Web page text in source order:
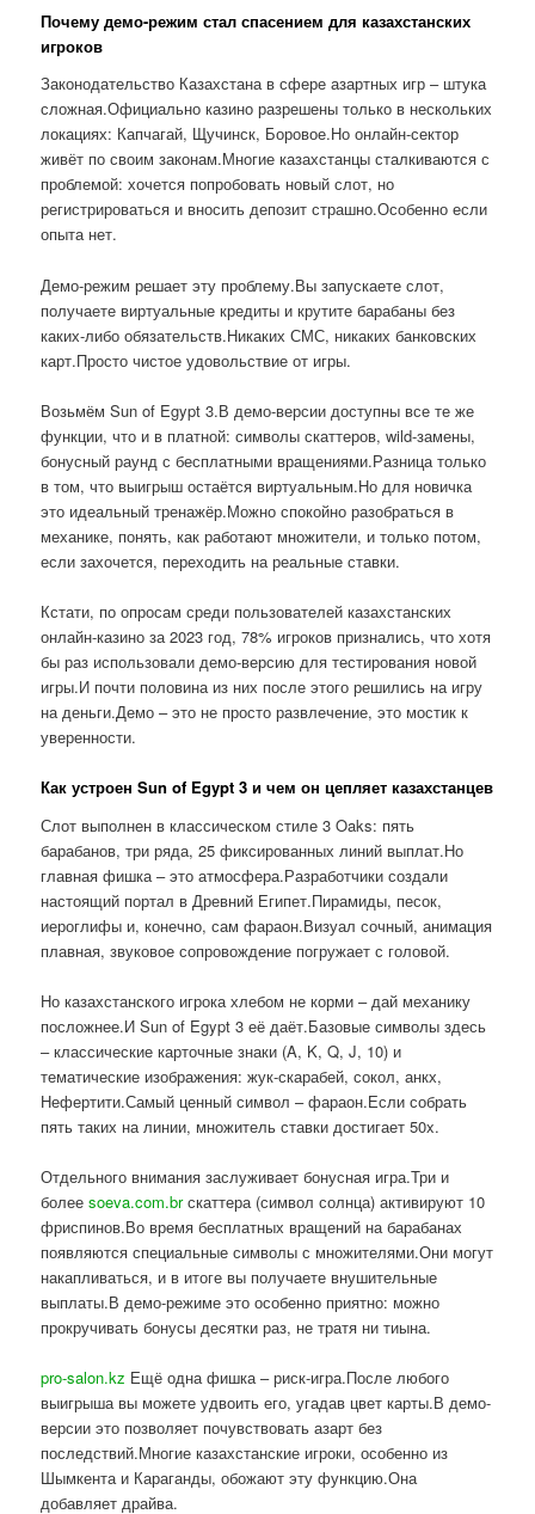
Почему демо-режим стал спасением для казахстанских
игроков
Законодательство Казахстана в сфере азартных игр – штука
сложная.Официально казино разрешены только в нескольких
локациях: Капчагай, Щучинск, Боровое.Но онлайн-сектор
живёт по своим законам.Многие казахстанцы сталкиваются с
проблемой: хочется попробовать новый слот, но
регистрироваться и вносить депозит страшно.Особенно если
опыта нет.
Демо-режим решает эту проблему.Вы запускаете слот,
получаете виртуальные кредиты и крутите барабаны без
каких-либо обязательств.Никаких СМС, никаких банковских
карт.Просто чистое удовольствие от игры.
Возьмём Sun of Egypt 3.В демо-версии доступны все те же
функции, что и в платной: символы скаттеров, wild-замены,
бонусный раунд с бесплатными вращениями.Разница только
в том, что выигрыш остаётся виртуальным.Но для новичка
это идеальный тренажёр.Можно спокойно разобраться в
механике, понять, как работают множители, и только потом,
если захочется, переходить на реальные ставки.
Кстати, по опросам среди пользователей казахстанских
онлайн-казино за 2023 год, 78% игроков признались, что хотя
бы раз использовали демо-версию для тестирования новой
игры.И почти половина из них после этого решились на игру
на деньги.Демо – это не просто развлечение, это мостик к
уверенности.
Как устроен Sun of Egypt 3 и чем он цепляет казахстанцев
Слот выполнен в классическом стиле 3 Oaks: пять
барабанов, три ряда, 25 фиксированных линий выплат.Но
главная фишка – это атмосфера.Разработчики создали
настоящий портал в Древний Египет.Пирамиды, песок,
иероглифы и, конечно, сам фараон.Визуал сочный, анимация
плавная, звуковое сопровождение погружает с головой.
Но казахстанского игрока хлебом не корми – дай механику
посложнее.И Sun of Egypt 3 её даёт.Базовые символы здесь
– классические карточные знаки (A, K, Q, J, 10) и
тематические изображения: жук-скарабей, сокол, анкх,
Нефертити.Самый ценный символ – фараон.Если собрать
пять таких на линии, множитель ставки достигает 50x.
Отдельного внимания заслуживает бонусная игра.Три и
болееsoeva.com.brскаттера (символ солнца) активируют 10
фриспинов.Во время бесплатных вращений на барабанах
появляются специальные символы с множителями.Они могут
накапливаться, и в итоге вы получаете внушительные
выплаты.В демо-режиме это особенно приятно: можно
прокручивать бонусы десятки раз, не тратя ни тиына.
pro-salon.kz Ещё одна фишка – риск-игра.После любого
выигрыша вы можете удвоить его, угадав цвет карты.В демо-
версии это позволяет почувствовать азарт без
последствий.Многие казахстанские игроки, особенно из
Шымкента и Караганды, обожают эту функцию.Она
добавляет драйва.